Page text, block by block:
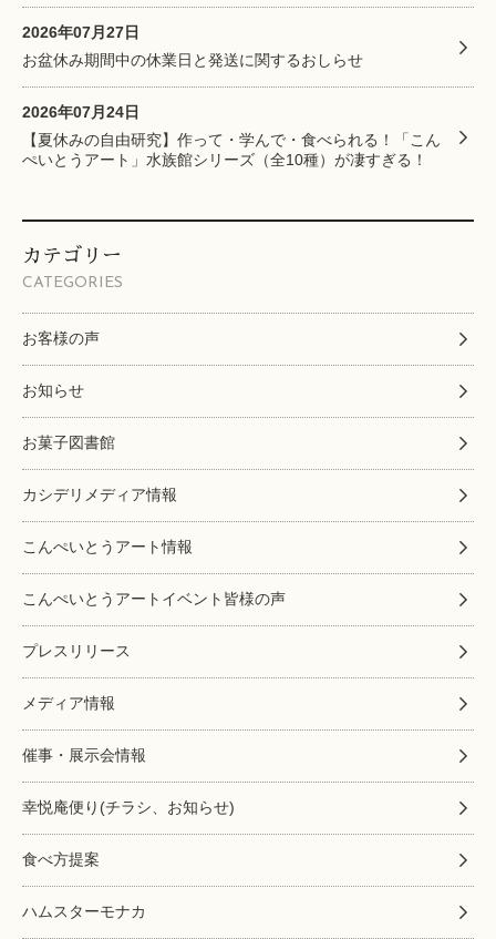
2026年07月27日
お盆休み期間中の休業日と発送に関するおしらせ
2026年07月24日
【夏休みの自由研究】作って・学んで・食べられる！「こん
ぺいとうアート」水族館シリーズ（全10種）が凄すぎる！
カテゴリー
CATEGORIES
お客様の声
お知らせ
お菓子図書館
カシデリメディア情報
こんぺいとうアート情報
こんぺいとうアートイベント皆様の声
プレスリリース
メディア情報
催事・展示会情報
幸悦庵便り(チラシ、お知らせ)
食べ方提案
ハムスターモナカ